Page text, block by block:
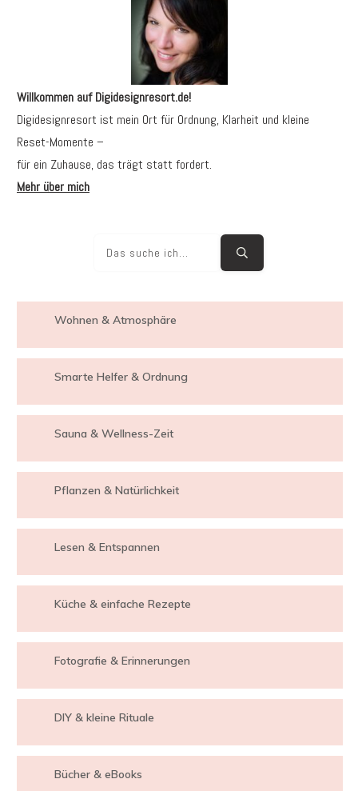
Willkommen auf Digidesignresort.de!
Digidesignresort ist mein Ort für Ordnung, Klarheit und kleine
Reset-Momente –
für ein Zuhause, das trägt statt fordert.
Mehr über mich
Wohnen & Atmosphäre
Smarte Helfer & Ordnung
Sauna & Wellness-Zeit
Pflanzen & Natürlichkeit
Lesen & Entspannen
Küche & einfache Rezepte
Fotografie & Erinnerungen
DIY & kleine Rituale
Bücher & eBooks